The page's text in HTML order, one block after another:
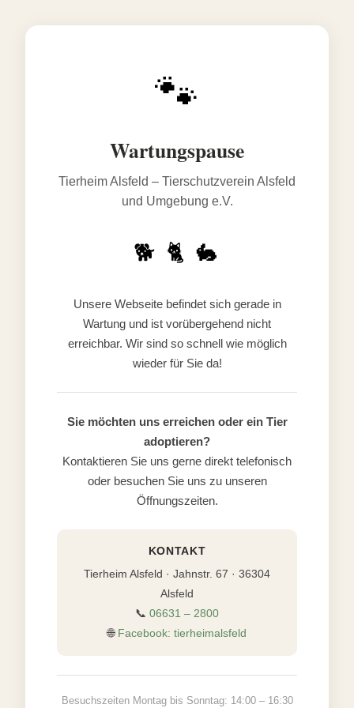
🐾
Wartungspause
Tierheim Alsfeld – Tierschutzverein Alsfeld
und Umgebung e.V.
🐕 🐈 🐇
Unsere Webseite befindet sich gerade in
Wartung und ist vorübergehend nicht
erreichbar. Wir sind so schnell wie möglich
wieder für Sie da!
Sie möchten uns erreichen oder ein Tier
adoptieren?
Kontaktieren Sie uns gerne direkt telefonisch
oder besuchen Sie uns zu unseren
Öffnungszeiten.
KONTAKT
Tierheim Alsfeld · Jahnstr. 67 · 36304
Alsfeld
📞 06631 – 2800
🌐 Facebook: tierheimalsfeld
Besuchszeiten Montag bis Sonntag: 14:00 – 16:30